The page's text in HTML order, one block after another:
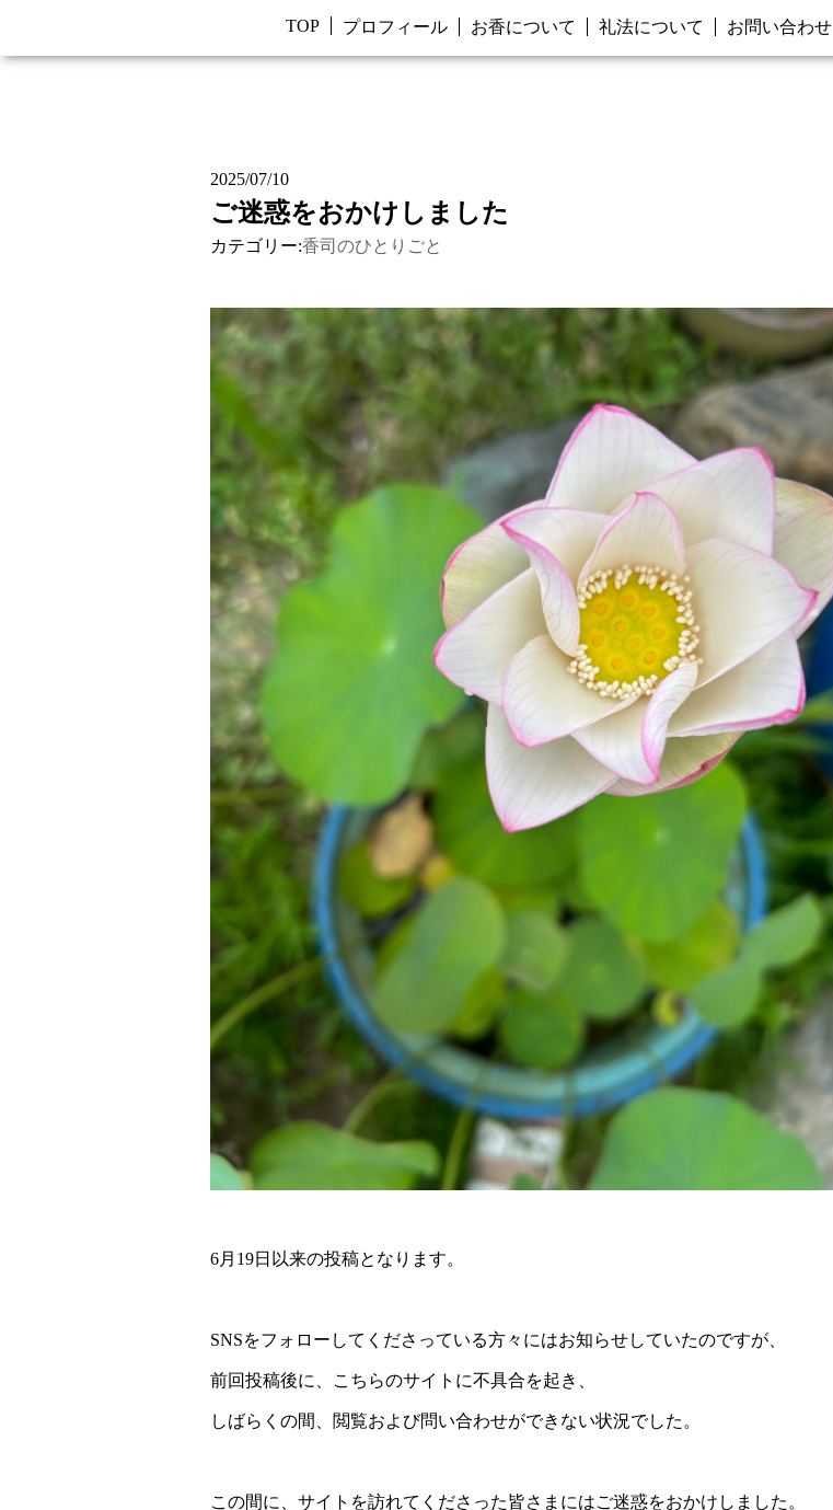
TOP プロフィール お香について 礼法について お問い合わせ
2025/07/10
ご迷惑をおかけしました
カテゴリー:香司のひとりごと
6月19日以来の投稿となります。
SNSをフォローしてくださっている方々にはお知らせしていたのですが、
前回投稿後に、こちらのサイトに不具合を起き、
しばらくの間、閲覧および問い合わせができない状況でした。
この間に、サイトを訪れてくださった皆さまにはご迷惑をおかけしました。